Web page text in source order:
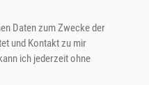
Daten zum Zwecke der
und Kontakt zu mir
ich jederzeit ohne